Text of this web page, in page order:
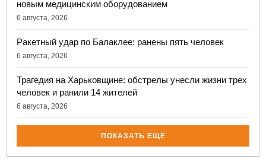
новым медицинским оборудованием
6 августа, 2026
Ракетный удар по Балаклее: ранены пять человек
6 августа, 2026
Трагедия на Харьковщине: обстрелы унесли жизни трех
человек и ранили 14 жителей
6 августа, 2026
ПОКАЗАТЬ ЕЩЁ